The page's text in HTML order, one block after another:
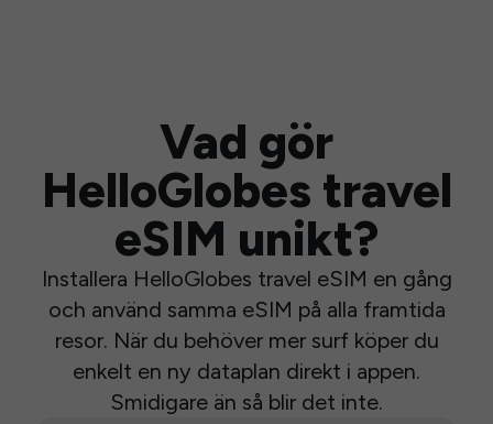
Vad gör
HelloGlobes travel
eSIM unikt?
Installera HelloGlobes travel eSIM en gång
och använd samma eSIM på alla framtida
resor. När du behöver mer surf köper du
enkelt en ny dataplan direkt i appen.
Smidigare än så blir det inte.